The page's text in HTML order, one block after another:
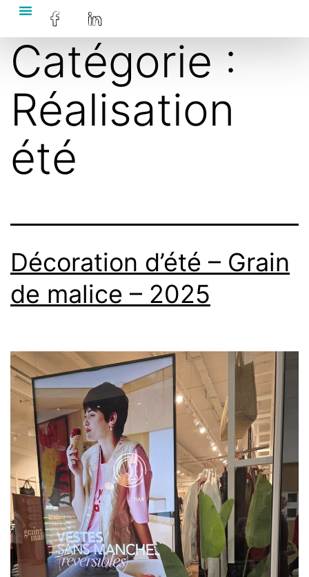
Catégorie :
Réalisation
été
Décoration d’été – Grain
de malice – 2025